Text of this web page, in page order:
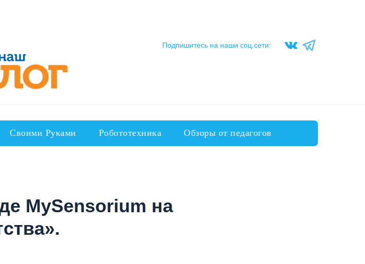
Подпишитесь на наши соц.сети:
Своими Руками Робототехника Обзоры от педагогов
MySensorium на